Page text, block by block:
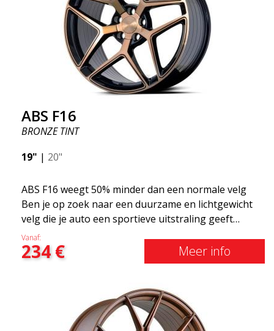
ABS F16
BRONZE TINT
19" | 20"
ABS F16 weegt 50% minder dan een normale velg
Ben je op zoek naar een duurzame en lichtgewicht
velg die je auto een sportieve uitstraling geeft
zonder het shirt te kosten? ABS F16 is onze eigen
poging om kwaliteitsbewuste klanten te voorzien
van een velg die profiteert van de nieuwste
productie. De velgen van de toekomst zijn een
gebied waar de ontwikkeling snel vordert en ABS
F16 staat echt op de voorgrond!
Vanaf:
234€ Meer info